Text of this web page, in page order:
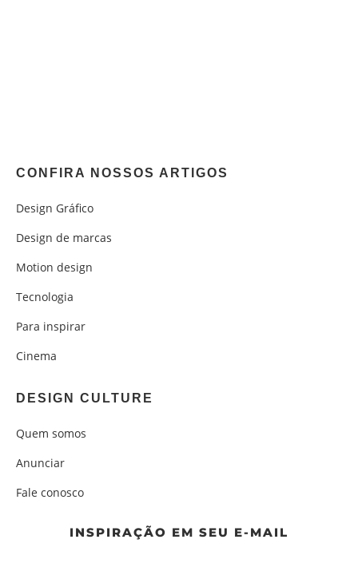
CONFIRA NOSSOS ARTIGOS
Design Gráfico
Design de marcas
Motion design
Tecnologia
Para inspirar
Cinema
DESIGN CULTURE
Quem somos
Anunciar
Fale conosco
INSPIRAÇÃO EM SEU E-MAIL